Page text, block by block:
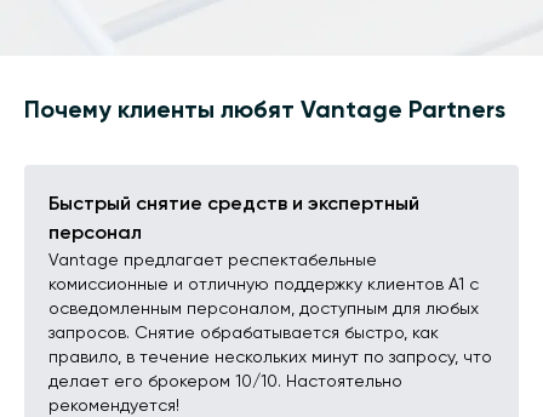
Почему клиенты любят Vantage Partners
Быстрый снятие средств и экспертный
персонал
Vantage предлагает респектабельные
комиссионные и отличную поддержку клиентов A1 с
осведомленным персоналом, доступным для любых
запросов. Снятие обрабатывается быстро, как
правило, в течение нескольких минут по запросу, что
делает его брокером 10/10. Настоятельно
рекомендуется!